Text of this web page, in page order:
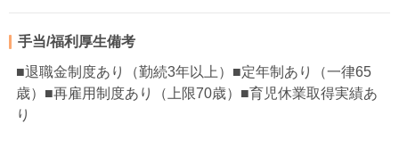
手当/福利厚生備考
■退職金制度あり（勤続3年以上）■定年制あり（一律65
歳）■再雇用制度あり（上限70歳）■育児休業取得実績あ
り